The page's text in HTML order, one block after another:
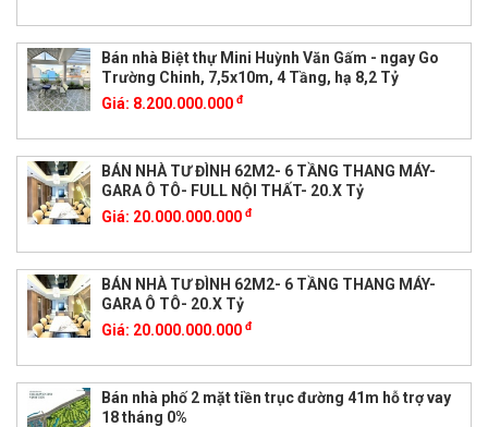
Bán nhà Biệt thự Mini Huỳnh Văn Gấm - ngay Go
Trường Chinh, 7,5x10m, 4 Tầng, hạ 8,2 Tỷ
Giá: 8.200.000.000 đ
BÁN NHÀ TƯ ĐÌNH 62M2- 6 TẦNG THANG MÁY-
GARA Ô TÔ- FULL NỘI THẤT- 20.X Tỷ
Giá: 20.000.000.000 đ
BÁN NHÀ TƯ ĐÌNH 62M2- 6 TẦNG THANG MÁY-
GARA Ô TÔ- 20.X Tỷ
Giá: 20.000.000.000 đ
Bán nhà phố 2 mặt tiền trục đường 41m hỗ trợ vay
18 tháng 0%